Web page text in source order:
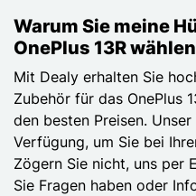
Warum Sie meine
OnePlus 13R
Mit Dealy erhalten Sie
Zubehör für das OnePlus
den besten Preisen.
Verfügung, um Sie bei
Zögern Sie nicht, uns per
Sie Fragen haben oder